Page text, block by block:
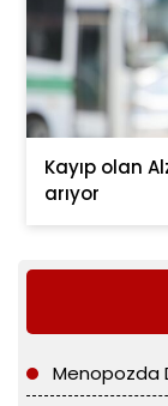
Kayıp olan
arıyor
Menopozda